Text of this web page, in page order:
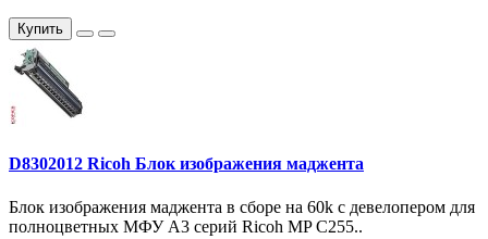
Купить
D8302012 Ricoh Блок изображения маджента
Блок изображения маджента в сборе на 60k c девелопером для
полноцветных МФУ A3 серий Ricoh MP C255..